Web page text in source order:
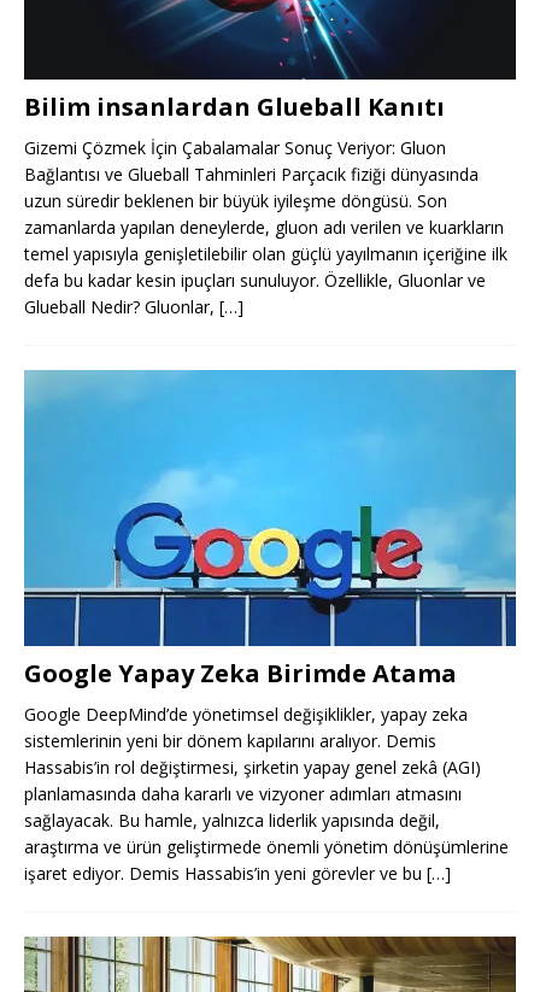
Bilim insanlardan Glueball Kanıtı
Gizemi Çözmek İçin Çabalamalar Sonuç Veriyor: Gluon
Bağlantısı ve Glueball Tahminleri Parçacık fiziği dünyasında
uzun süredir beklenen bir büyük iyileşme döngüsü. Son
zamanlarda yapılan deneylerde, gluon adı verilen ve kuarkların
temel yapısıyla genişletilebilir olan güçlü yayılmanın içeriğine ilk
defa bu kadar kesin ipuçları sunuluyor. Özellikle, Gluonlar ve
Glueball Nedir? Gluonlar, […]
Google Yapay Zeka Birimde Atama
Google DeepMind’de yönetimsel değişiklikler, yapay zeka
sistemlerinin yeni bir dönem kapılarını aralıyor. Demis
Hassabis’in rol değiştirmesi, şirketin yapay genel zekâ (AGI)
planlamasında daha kararlı ve vizyoner adımları atmasını
sağlayacak. Bu hamle, yalnızca liderlik yapısında değil,
araştırma ve ürün geliştirmede önemli yönetim dönüşümlerine
işaret ediyor. Demis Hassabis’in yeni görevler ve bu […]